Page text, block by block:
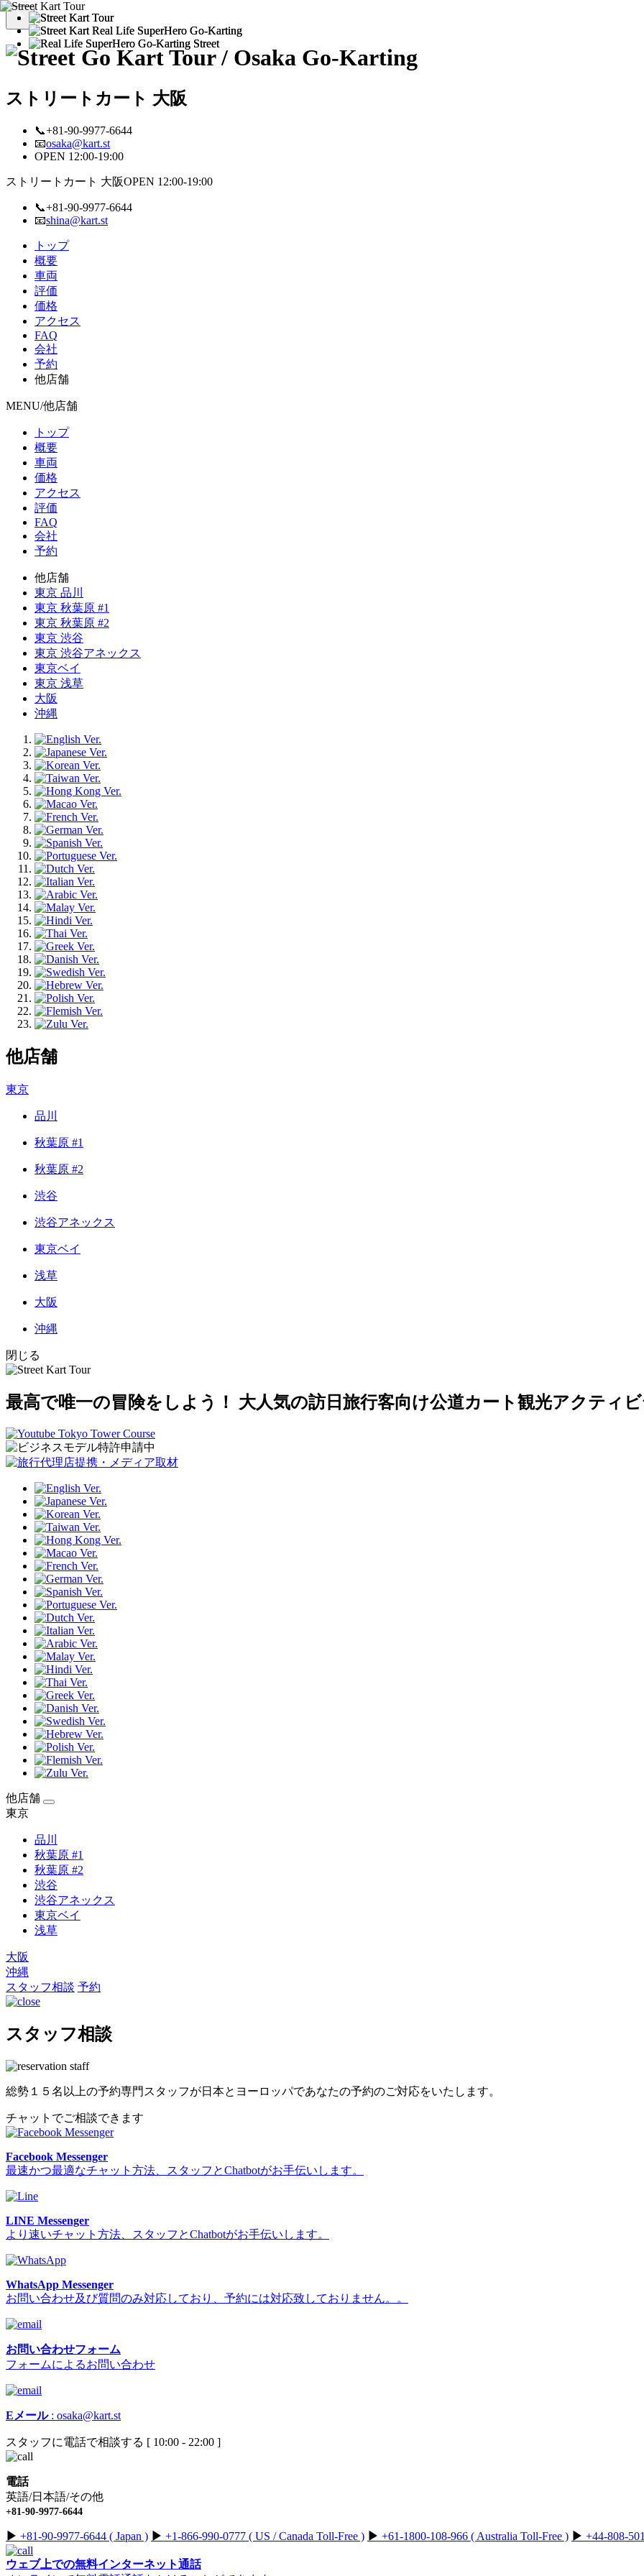
ストリートカート 大阪
📞+81-90-9977-6644
📧osaka@kart.st
OPEN 12:00-19:00
ストリートカート 大阪OPEN 12:00-19:00
📞+81-90-9977-6644
📧shina@kart.st
トップ
概要
車両
評価
価格
アクセス
FAQ
会社
予約
他店舗
MENU/他店舗
トップ
概要
車両
価格
アクセス
評価
FAQ
会社
予約
他店舗
東京 品川
東京 秋葉原 #1
東京 秋葉原 #2
東京 渋谷
東京 渋谷アネックス
東京ベイ
東京 浅草
大阪
沖縄
他店舗
東京
品川
秋葉原 #1
秋葉原 #2
渋谷
渋谷アネックス
東京ベイ
浅草
大阪
沖縄
閉じる
最高で唯一の冒険をしよう！ 大人気の訪日旅行客向け公道カート観光アクティ
他店舗
東京
品川
秋葉原 #1
秋葉原 #2
渋谷
渋谷アネックス
東京ベイ
浅草
大阪
沖縄
スタッフ相談 予約
スタッフ相談
総勢１５名以上の予約専門スタッフが日本とヨーロッパであなたの予約のご対応をいたします。
チャットでご相談できます
Facebook Messenger
最速かつ最適なチャット方法、スタッフとChatbotがお手伝いします。
LINE Messenger
より速いチャット方法、スタッフとChatbotがお手伝いします。
WhatsApp Messenger
お問い合わせ及び質問のみ対応しており、予約には対応致しておりません。。
お問い合わせフォーム
フォームによるお問い合わせ
Eメール: osaka@kart.st
スタッフに電話で相談する [ 10:00 - 22:00 ]
電話
英語/日本語/その他
+81-90-9977-6644
▶︎ +81-90-9977-6644 ( Japan ) ▶︎ +1-866-990-0777 ( US / Canada Toll-Free ) ▶︎ +61-1800-108-966 ( Australia Toll-Free ) ▶︎ +44-808-
ウェブ上での無料インターネット通話